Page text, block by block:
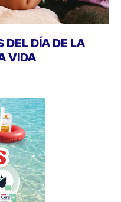
DEL DÍA DE LA
VIDA